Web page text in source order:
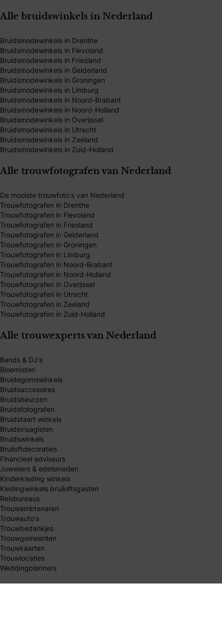
Alle bruidswinkels in Nederland
Bruidsmodewinkels in Drenthe
Bruidsmodewinkels in Flevoland
Bruidsmodewinkels in Friesland
Bruidsmodewinkels in Gelderland
Bruidsmodewinkels in Groningen
Bruidsmodewinkels in Limburg
Bruidsmodewinkels in Noord-Brabant
Bruidsmodewinkels in Noord-Holland
Bruidsmodewinkels in Overijssel
Bruidsmodewinkels in Utrecht
Bruidsmodewinkels in Zeeland
Bruidsmodewinkels in Zuid-Holland
Alle trouwfotografen van Nederland
De mooiste trouwfoto's van Nederland
Trouwfotografen in Drenthe
Trouwfotografen in Flevoland
Trouwfotografen in Friesland
Trouwfotografen in Gelderland
Trouwfotografen in Groningen
Trouwfotografen in Limburg
Trouwfotografen in Noord-Brabant
Trouwfotografen in Noord-Holland
Trouwfotografen in Overijssel
Trouwfotografen in Utrecht
Trouwfotografen in Zeeland
Trouwfotografen in Zuid-Holland
Alle trouwexperts van Nederland
Bands & DJ's
Bloemisten
Bruidegomswinkels
Bruidsaccesoires
Bruidsbeurzen
Bruidsfotografen
Bruidstaart winkels
Bruidsvisagisten
Bruidswinkels
Bruiloftdecoraties
Financieel adviseurs
Juweliers & edelsmeden
Kinderkleding winkels
Kledingwinkels bruiloftsgasten
Reisbureaus
Trouwambtenaren
Trouwauto's
Trouwbedankjes
Trouwgemeenten
Trouwkaarten
Trouwlocaties
Weddingplanners